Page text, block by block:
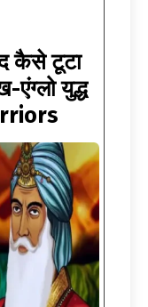
कैसे टूटा
एंग्लो युद्ध